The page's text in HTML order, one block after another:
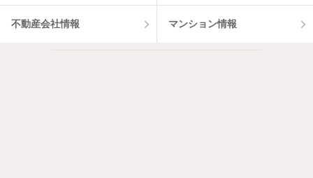
不動産会社情報 マンション情報